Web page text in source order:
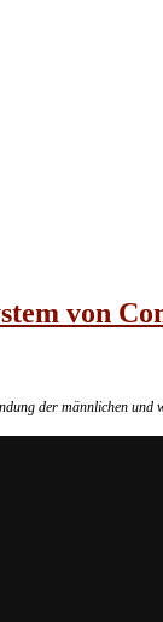
von
der männlichen und